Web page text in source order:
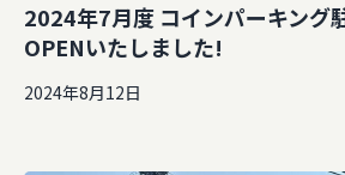
2024年7月度 コインパーキング
OPENいたしました!
2024年8月12日